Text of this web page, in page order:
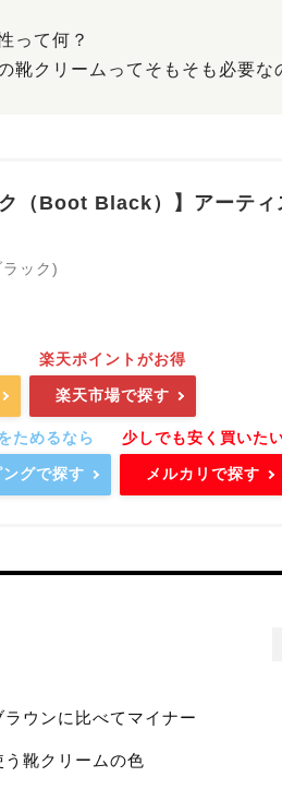
って何？
靴クリームってそもそも必要な
ク（Boot Black）】アーティ
ック)
楽天市場で探す
グで探す メルカリで探す
ウンに比べてマイナー
靴クリームの色